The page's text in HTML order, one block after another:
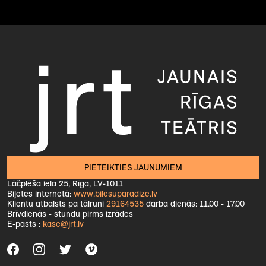
PIETEIKTIES JAUNUMIEM
Lāčplēša iela 25, Rīga, LV-1011
Biļetes internetā: www.bilesuparadize.lv
Klientu atbalsts pa tālruni 29164535 darba dienās: 11.00 - 17.00
Brīvdienās - stundu pirms izrādes
E-pasts : kase@jrt.lv